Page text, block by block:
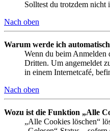
Solltest du trotzdem nicht
Nach oben
Warum werde ich
Wenn du beim Anmelden
Dritten. Um angemeldet
in einem Internetcafé,
Nach oben
Wozu ist die Funktion „Alle
„Alle Cookies löschen“